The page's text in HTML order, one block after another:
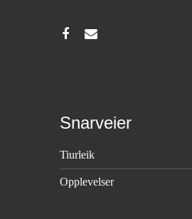
Snarveier
Tiurleik
Opplevelser